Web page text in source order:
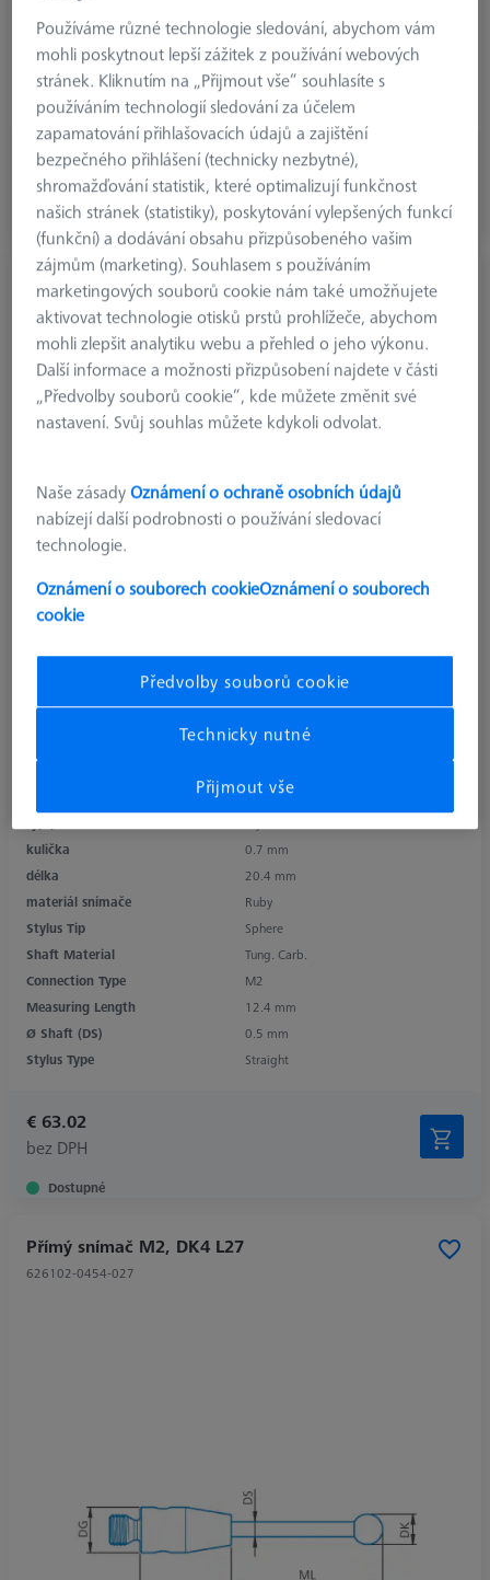
Connection Type
Measuring Length
38.0 mm
Ø Shaft (DS)
1.5 mm
Stylus Type
Straight
€ 47.96
bez DPH
Brzy k dispozici
Přímý snímač M2, DK0,7 L20,4
626120-0018-000
kulička
0.7 mm
délka
20.4 mm
materiál snímače
Ruby
Stylus Tip
Sphere
Shaft Material
Tung. Carb.
Connection Type
M2
Measuring Length
12.4 mm
Ø Shaft (DS)
0.5 mm
Stylus Type
Straight
€ 63.02
bez DPH
Dostupné
Přímý snímač M2, DK4 L27
626102-0454-027
Používáme různé technologie sledování, abychom vám
mohli poskytnout lepší zážitek z používání webových
stránek. Kliknutím na „Přijmout vše“ souhlasíte s
používáním technologií sledování za účelem
zapamatování přihlašovacích údajů a zajištění
bezpečného přihlášení (technicky nezbytné),
shromažďování statistik, které optimalizují funkčnost
našich stránek (statistiky), poskytování vylepšených funkcí
(funkční) a dodávání obsahu přizpůsobeného vašim
zájmům (marketing). Souhlasem s používáním
marketingových souborů cookie nám také umožňujete
aktivovat technologie otisků prstů prohlížeče, abychom
mohli zlepšit analytiku webu a přehled o jeho výkonu.
Další informace a možnosti přizpůsobení najdete v části
„Předvolby souborů cookie“, kde můžete změnit své
nastavení. Svůj souhlas můžete kdykoli odvolat.
Naše zásadyOznámení o ochraně osobních údajů
nabízejí další podrobnosti o používání sledovací
technologie.
Oznámení o souborech cookieOznámení o souborech
cookie
Předvolby souborů cookie
Technicky nutné
Přijmout vše